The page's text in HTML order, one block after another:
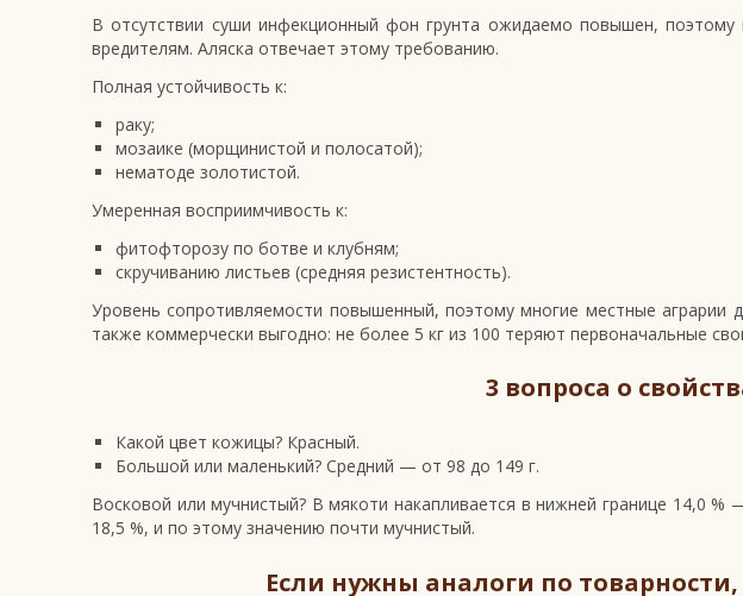
В отсутствии суши инфекционный фон грунта ожидаемо повышен,
вредителям. Аляска отвечает этому требованию.
Полная устойчивость к:
раку;
мозаике (морщинистой и полосатой);
нематоде золотистой.
Умеренная восприимчивость к:
фитофторозу по ботве и клубням;
скручиванию листьев (средняя резистентность).
Уровень сопротивляемости повышенный, поэтому многие местные аграрии
также коммерчески выгодно: не более 5 кг из 100 теряют первоначальные
3 вопроса о
Какой цвет кожицы? Красный.
Большой или маленький? Средний — от 98 до 149 г.
Восковой или мучнистый? В мякоти накапливается в нижней границе 14,0
18,5 %, и по этому значению почти мучнистый.
Если нужны аналоги по